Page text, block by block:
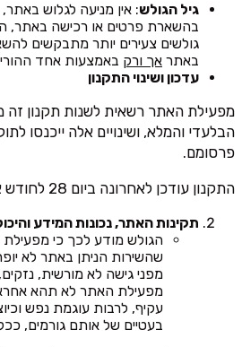
גיל הגולש: אין מניעה לגלוש
גולשים צעירים יותר מתבקשים
באתר אך ורק באמצעות אחד
עדכון ושינוי התקנון
מפעילת האתר רשאית לשנות תקנון זה
הבלעדי והמלא, ושינויים אלה ייכנסו
פרסומם.
התקנון עודכן לאחרונה ביום 28 לחודש אוגוסט 2025.
תקינות האתר, נכונות המידע
הגולש מודע לכך כי
שהשירות הניתן באתר לא
מפני גישה לא מורשית,
מפעילת האתר לא תהא
עקיף, לרבות עוגמת נפש
בעטיים של אותם גורמים, ככל